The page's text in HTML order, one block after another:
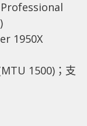
1950X
1500)；支